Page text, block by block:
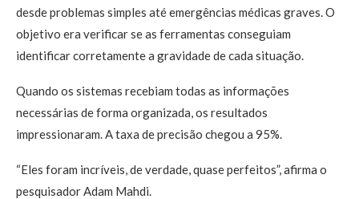
desde problemas simples até emergências médicas graves. O
objetivo era verificar se as ferramentas conseguiam
identificar corretamente a gravidade de cada situação.
Quando os sistemas recebiam todas as informações
necessárias de forma organizada, os resultados
impressionaram. A taxa de precisão chegou a 95%.
“Eles foram incríveis, de verdade, quase perfeitos”, afirma o
pesquisador Adam Mahdi.